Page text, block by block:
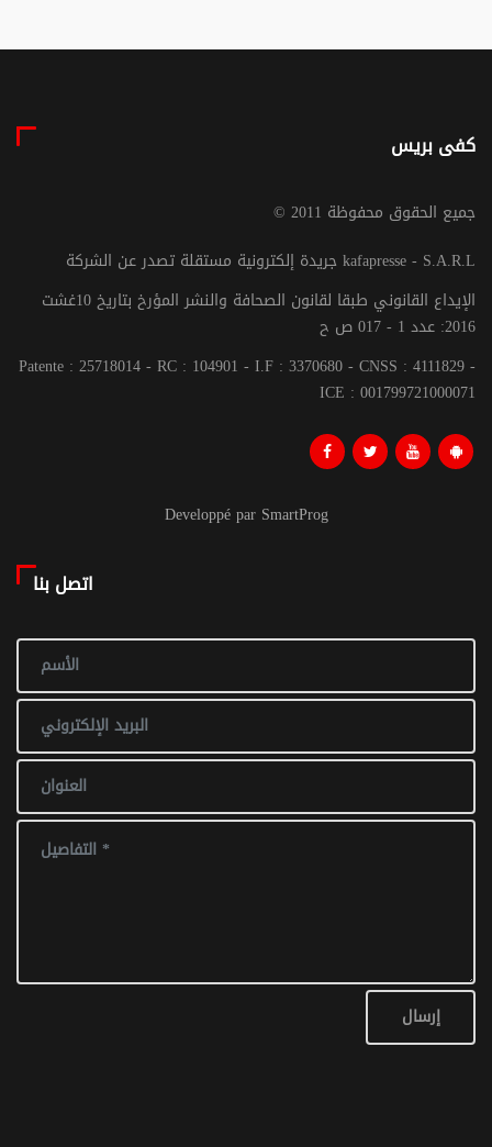
كفى بريس
© جميع الحقوق محفوظة 2011
جريدة إلكترونية مستقلة تصدر عن الشركة kafapresse - S.A.R.L
الإيداع القانوني طبقا لقانون الصحافة والنشر المؤرخ بتاريخ 10غشت
2016: عدد 1 - 017 ص ح
Patente : 25718014 - RC : 104901 - I.F : 3370680 - CNSS : 4111829 -
ICE : 001799721000071
Developpé par SmartProg
اتصل بنا